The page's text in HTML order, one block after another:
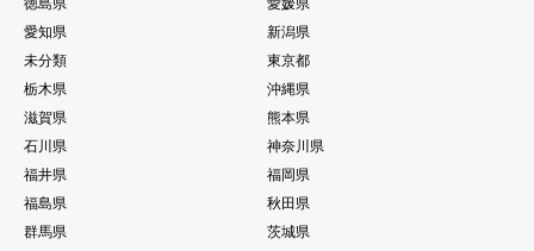
徳島県
愛媛県
愛知県
新潟県
未分類
東京都
栃木県
沖縄県
滋賀県
熊本県
石川県
神奈川県
福井県
福岡県
福島県
秋田県
群馬県
茨城県